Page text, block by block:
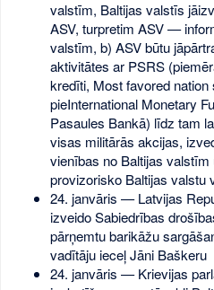
valstīm, Baltijas valstīs
ASV, turpretim ASV —
valstīm, b) ASV būtu
aktivitātes ar PSRS
kredīti, Most favored
pieInternational Monetary
Pasaules Bankā) līdz tam
visas militārās akcijas,
vienības no Baltijas
provizorisko Baltijas valstu
24. janvāris — Latvijas
izveido Sabiedrības
pārņemtu barikāžu
vadītāju ieceļ Jāni Baškeru
24. janvāris — Krievijas